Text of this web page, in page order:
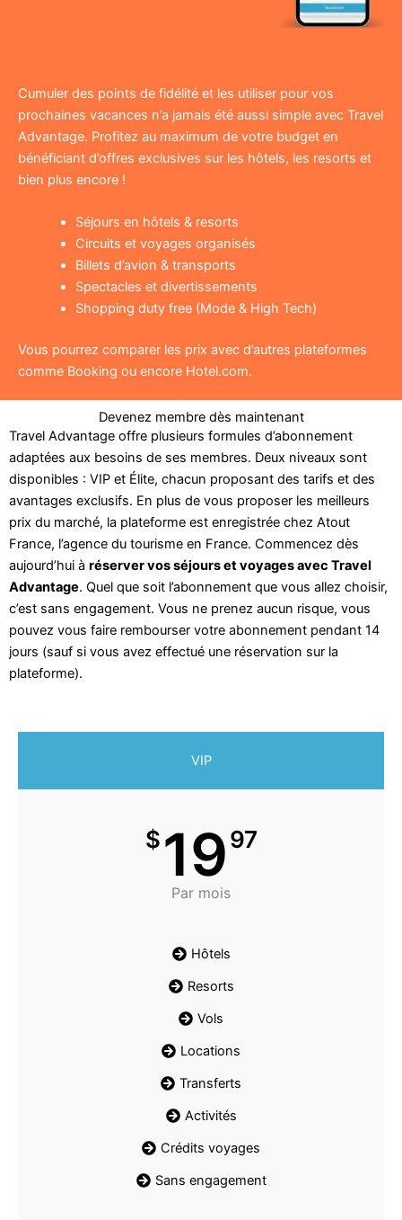
Cumuler des points de fidélité et les utiliser pour vos
prochaines vacances n’a jamais été aussi simple avec Travel
Advantage. Profitez au maximum de votre budget en
bénéficiant d’offres exclusives sur les hôtels, les resorts et
bien plus encore !
Séjours en hôtels & resorts
Circuits et voyages organisés
Billets d’avion & transports
Spectacles et divertissements
Shopping duty free (Mode & High Tech)
Vous pourrez comparer les prix avec d’autres plateformes
comme Booking ou encore Hotel.com.
Devenez membre dès maintenant
Travel Advantage offre plusieurs formules d’abonnement
adaptées aux besoins de ses membres. Deux niveaux sont
disponibles : VIP et Élite, chacun proposant des tarifs et des
avantages exclusifs. En plus de vous proposer les meilleurs
prix du marché, la plateforme est enregistrée chez Atout
France, l’agence du tourisme en France. Commencez dès
aujourd’hui à réserver vos séjours et voyages avec Travel
Advantage. Quel que soit l’abonnement que vous allez choisir,
c’est sans engagement. Vous ne prenez aucun risque, vous
pouvez vous faire rembourser votre abonnement pendant 14
jours (sauf si vous avez effectué une réservation sur la
plateforme).
VIP
$1997
Par mois
Hôtels
Resorts
Vols
Locations
Transferts
Activités
Crédits voyages
Sans engagement